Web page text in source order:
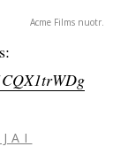
Acme Films nuotr.